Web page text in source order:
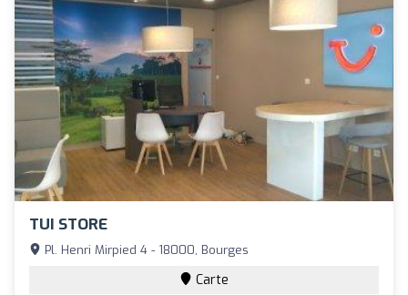
TUI STORE
Pl. Henri Mirpied 4 - 18000, Bourges
Carte